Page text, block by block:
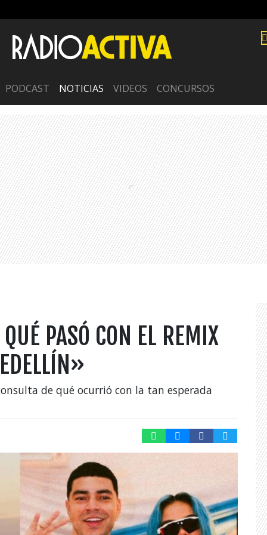
PODCAST NOTICIAS VIDEOS CONCURSOS
PASÓ CON EL REMIX
de qué ocurrió con la tan esperada